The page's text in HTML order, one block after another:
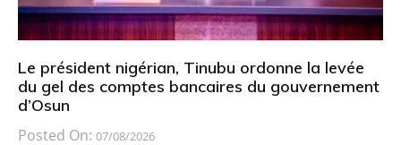
Le président nigérian, Tinubu ordonne la levée
du gel des comptes bancaires du gouvernement
d’Osun
Posted On: 07/08/2026